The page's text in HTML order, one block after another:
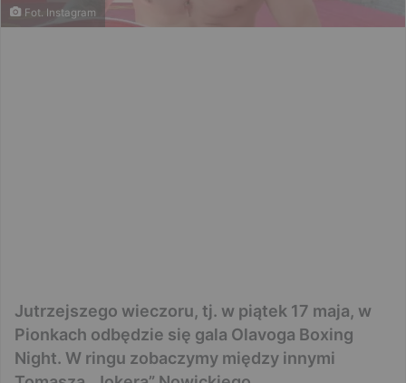
Fot. Instagram
Jutrzejszego wieczoru, tj. w piątek 17 maja, w
Pionkach odbędzie się gala Olavoga Boxing
Night. W ringu zobaczymy między innymi